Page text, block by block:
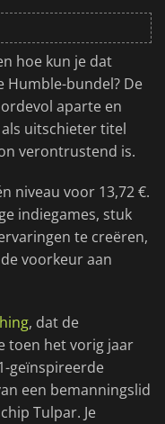
hoe kun je dat
Humble-bundel? De
aparte en
uitschieter titel
verontrustend is.
niveau voor 13,72 €.
indiegames, stuk
te creëren,
voorkeur aan
, dat de
toen het vorig jaar
geïnspireerde
een bemanningslid
Tulpar. Je